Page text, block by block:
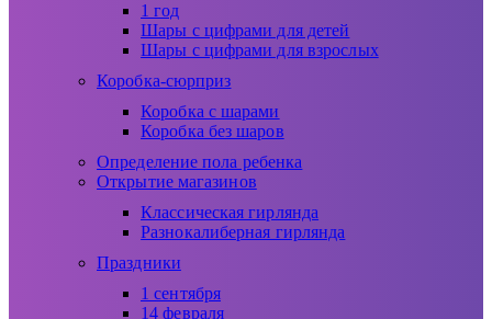
1 год
Шары с цифрами для детей
Шары с цифрами для взрослых
Коробка-сюрприз
Коробка с шарами
Коробка без шаров
Определение пола ребенка
Открытие магазинов
Классическая гирлянда
Разнокалиберная гирлянда
Праздники
1 сентября
14 февраля